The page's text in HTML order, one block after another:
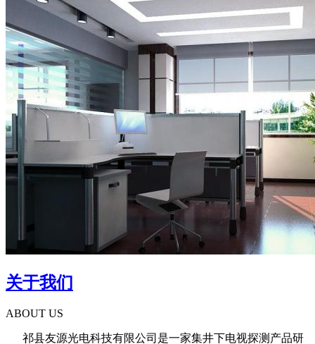
关于我们
ABOUT US
祁县友源光电科技有限公司是一家集井下电视探测产品研